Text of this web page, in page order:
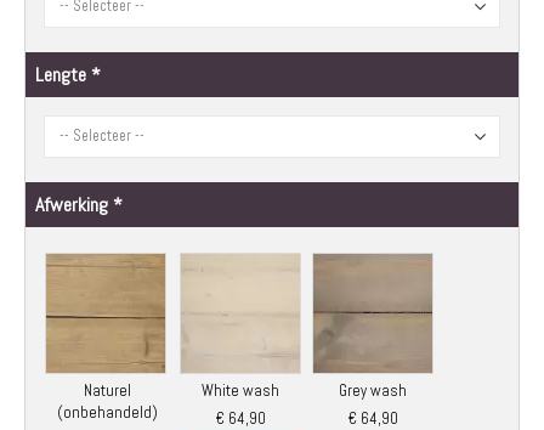
Lengte
Afwerking
Naturel
(onbehandeld)
White wash
€ 64,90
Grey wash
€ 64,90